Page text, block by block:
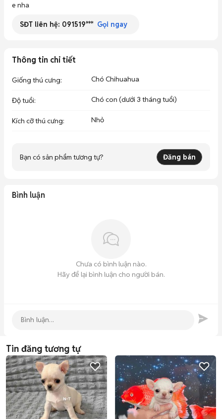
e nha
SĐT liên hệ: 091519*** Gọi ngay
Thông tin chi tiết
Giống thú cưng: Chó Chihuahua
Độ tuổi: Chó con (dưới 3 tháng tuổi)
Kích cỡ thú cưng: Nhỏ
Bạn có sản phẩm tương tự? Đăng bán
Bình luận
Chưa có bình luận nào.
Hãy để lại bình luận cho người bán.
Tin đăng tương tự